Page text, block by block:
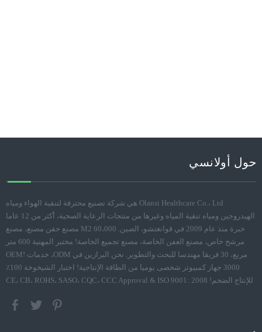
حول أولانسي
Olansi Healthcare Co.، Ltd هي شركة تصنيع محترفة لتنقية الهواء ومياه
الهيدروجين ومياه تنقية المياه وغيرها من منتجات الرعاية الصحية، أكثر من 12 عاما
خبرة منذ عام 2009 في قوانغتشو، الصين. 60،000 M2 مصنع حقن مصنع، مصنع
مرشح خاص، مصنع العفن الخاصة، مصنع تجميع الخاصة! مختبر المهنية 600 متر
مربع، 30 فريقا مهندسا للبحث والتطوير. نحن البرازين في ODM، خدمات OEM!
3000 جهاز كمبيوتر شخصى يوميا من الطاقة الإنتاجية! اختبار الشيخوخة 100٪
للإنتاج الضخم! CE، CB، ROHS، SASO، CQC، CCC Approval & ISO 9001: 2008